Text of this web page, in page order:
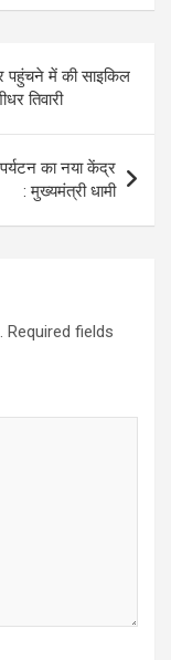
पहुंचने में की साइकिल
तिवारी
पर्यटन का नया केंद्र
: मुख्यमंत्री धामी
Required fields